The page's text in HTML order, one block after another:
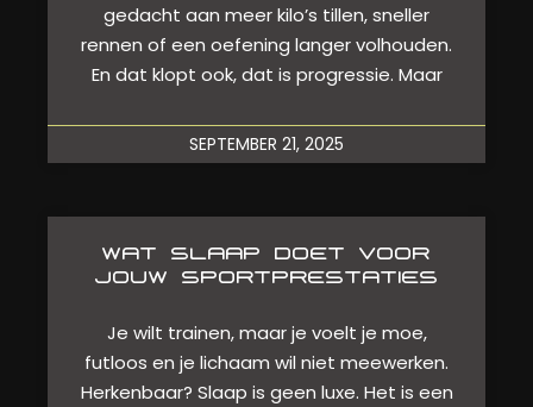
gedacht aan meer kilo’s tillen, sneller
rennen of een oefening langer volhouden.
En dat klopt ook, dat is progressie. Maar
SEPTEMBER 21, 2025
WAT SLAAP DOET VOOR
JOUW SPORTPRESTATIES
Je wilt trainen, maar je voelt je moe,
futloos en je lichaam wil niet meewerken.
Herkenbaar? Slaap is geen luxe. Het is een